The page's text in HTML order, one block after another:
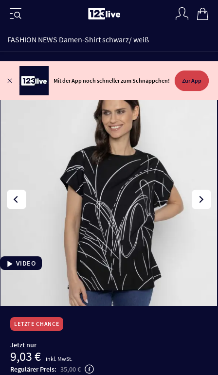
FASHION NEWS Damen-Shirt schwarz/ weiß
Mit der App noch schneller zum Schnäppchen! Zur App
VIDEO
LETZTE CHANCE
Jetzt nur
9,03 € inkl. MwSt.
Regulärer Preis: 35,00 €